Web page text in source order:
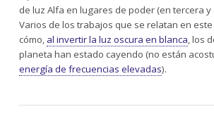
de luz Alfa en lugares de poder (en tercera
Varios de los trabajos que se relatan en
cómo, al invertir la luz oscura en blanca, los
planeta han estado cayendo (no están
energía de frecuencias elevadas).